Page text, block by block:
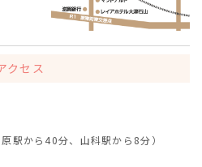
クセス
駅から40分、山科駅から8分）